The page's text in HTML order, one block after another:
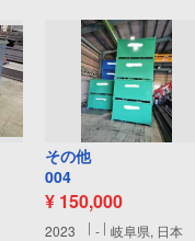
その他
004
¥ 150,000
2023 - 岐阜県, 日本